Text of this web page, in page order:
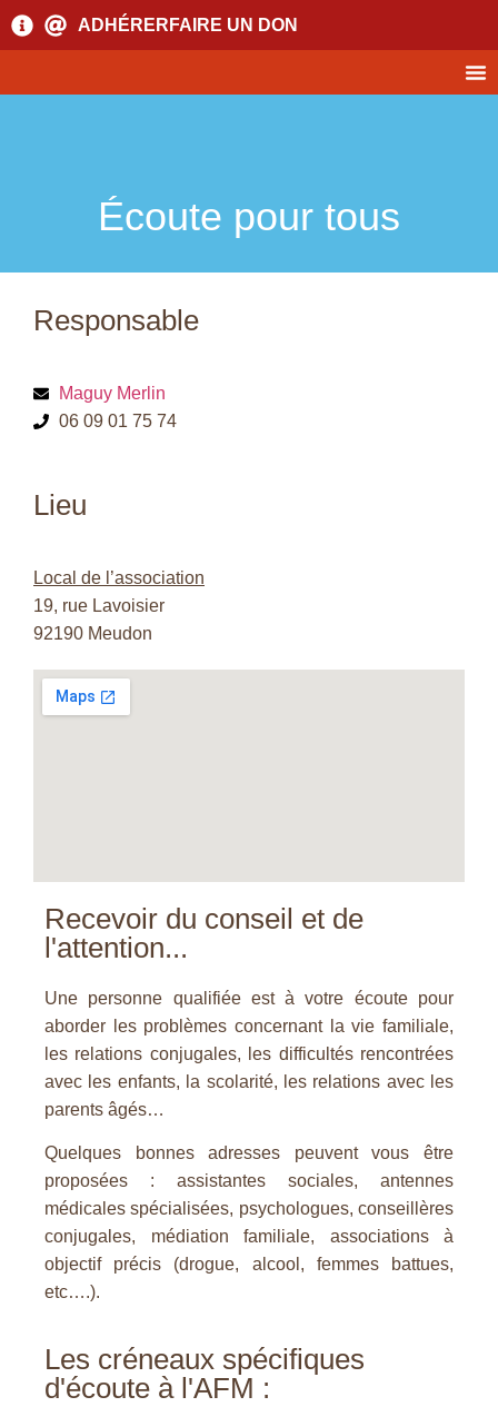
ADHÉRER FAIRE UN DON
Écoute pour tous
Responsable
Maguy Merlin
06 09 01 75 74
Lieu
Local de l’association
19, rue Lavoisier
92190 Meudon
Recevoir du conseil et de
l'attention...
Une personne qualifiée est à votre écoute pour
aborder les problèmes concernant la vie familiale,
les relations conjugales, les difficultés rencontrées
avec les enfants, la scolarité, les relations avec les
parents âgés…
Quelques bonnes adresses peuvent vous être
proposées : assistantes sociales, antennes
médicales spécialisées, psychologues, conseillères
conjugales, médiation familiale, associations à
objectif précis (drogue, alcool, femmes battues,
etc….).
Les créneaux spécifiques
d'écoute à l'AFM :